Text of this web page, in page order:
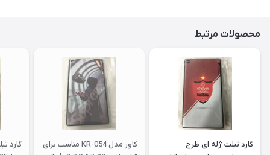
محصولات مرتبط
گارد تبلت ژله ای طرح
کاور مدل KR-054 مناسب برای
گارد